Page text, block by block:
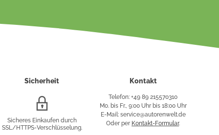
Sicherheit
Verschlüsselung
Sicheres Einkaufen durch
SSL/HTTPS-Verschlüsselung.
Kontakt
Telefon: +49 89 215570310
Mo. bis Fr., 9:00 Uhr bis 18:00 Uhr
E-Mail: service@autorenwelt.de
Oder per Kontakt-Formular.